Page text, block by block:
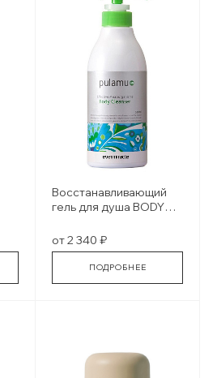
Восстанавливающий
гель для душа BODY
от 2 340 ₽
ПОДРОБНЕЕ